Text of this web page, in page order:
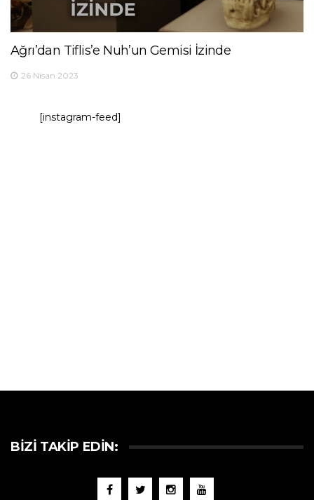
Ağrı’dan Tiflis’e Nuh’un Gemisi İzinde
26 Nisan 2023
[instagram-feed]
BIZI TAKIP EDIN: